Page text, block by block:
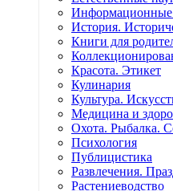
Информационные
История.
Книги для
Красота. Этикет
Кулинария
Культура.
Медицина и
Охота. Рыбалка.
Психология
Публицистика
Развлечения.
Растениеводство